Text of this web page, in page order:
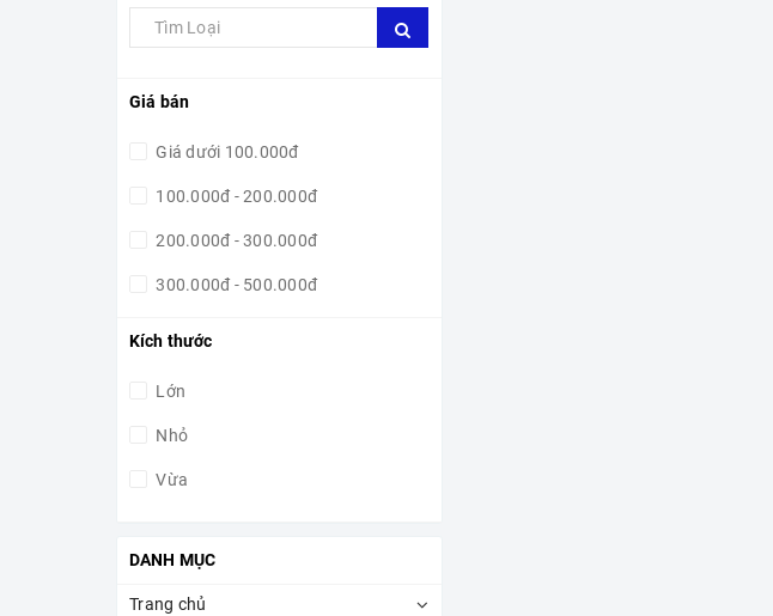
Giá bán
Giá dưới 100.000đ
100.000đ - 200.000đ
200.000đ - 300.000đ
300.000đ - 500.000đ
500.000đ - 1.000.000đ
Kích thước
Lớn
Nhỏ
Vừa
DANH MỤC
Trang chủ